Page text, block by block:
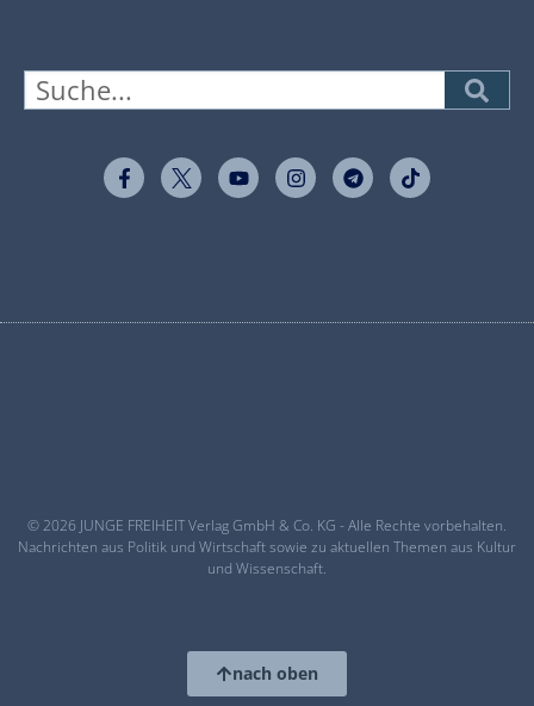
© 2026 JUNGE FREIHEIT Verlag GmbH & Co. KG - Alle Rechte vorbehalten.
Nachrichten aus Politik und Wirtschaft sowie zu aktuellen Themen aus Kultur
und Wissenschaft.
nach oben